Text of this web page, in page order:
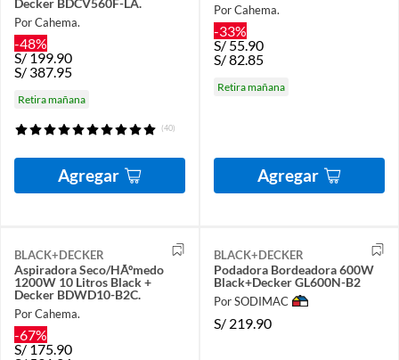
Por Cahema.
-48%
S/199.90
S/ 387.95
Retira mañana
(40)
Agregar
Por Cahema.
-33%
S/55.90
S/82.85
Retira mañana
Agregar
BLACK+DECKER
Aspiradora Seco/HÃºmedo
1200W 10 Litros Black +
Decker BDWD10-B2C.
Por Cahema.
-67%
S/175.90
BLACK+DECKER
Podadora Bordeadora 600W
Black+Decker GL600N-B2
Por SODIMAC
S/ 219.90